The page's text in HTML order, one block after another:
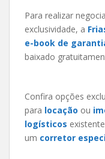
Para realizar
exclusividade, a
e-book de
baixado
Confira opções
para locação ou
logísticos
um corretor